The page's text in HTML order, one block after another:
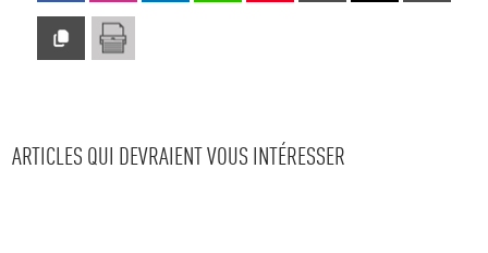
ARTICLES QUI DEVRAIENT VOUS INTÉRESSER